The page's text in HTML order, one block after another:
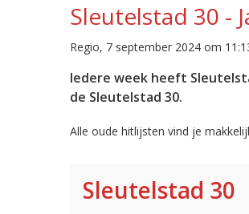
Sleutelstad 30 -
Regio, 7 september 2024 om
Iedere week heeft
de Sleutelstad 30.
Alle oude hitlijsten vind je
Sleutelstad 30